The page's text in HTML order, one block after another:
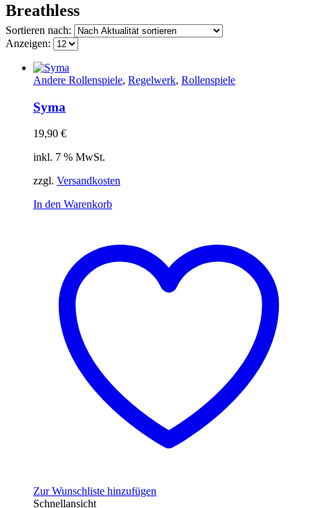
Breathless
Sortieren nach:
Anzeigen:
Andere Rollenspiele, Regelwerk, Rollenspiele
Syma
19,90 €
inkl. 7 % MwSt.
zzgl. Versandkosten
In den Warenkorb
Zur Wunschliste hinzufügen
Schnellansicht